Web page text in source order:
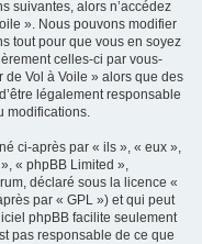
suivantes, alors n’accédez
». Nous pouvons modifier
tout pour que vous en soyez
celles-ci par vous-
de Vol à Voile » alors que des
légalement responsable
modifications.
ci-après par « ils », « eux »,
« phpBB Limited »,
déclaré sous la licence «
par « GPL ») et qui peut
phpBB facilite seulement
pas responsable de ce que